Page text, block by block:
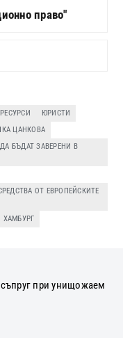
право"
ЮРИСТИ
ЦАНКОВА
БЪДАТ ЗАВЕРЕНИ В
ОТ ЕВРОПЕЙСКИТЕ
ХАМБУРГ
при унищожаем